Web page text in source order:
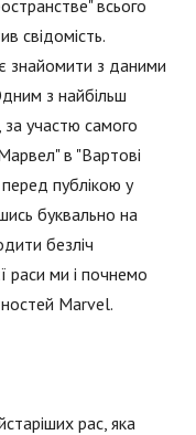
всього
свідомість.
знайомити з даними
з найбільш
за участю самого
в "Вартові
перед публікою у
буквально на
безліч
раси ми і почнемо
Marvel.
рас, яка